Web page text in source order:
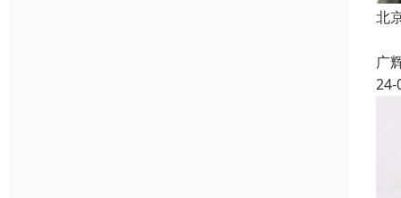
北
广
24-